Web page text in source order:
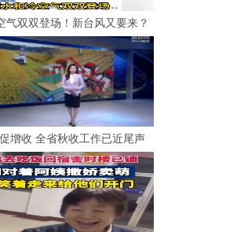
气双双登场！新台风又要来？
增收 全省秋收工作已近尾声